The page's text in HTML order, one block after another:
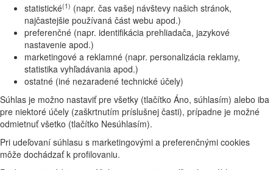
statistické(1) (napr. čas vašej návštevy našich stránok,
najčastejšie používaná část webu apod.)
preferenčné (napr. identifikácia prehliadača, jazykové
nastavenie apod.)
marketingové a reklamné (napr. personalizácia reklamy,
statistika vyhľadávania apod.)
ostatné (iné nezaradené technické účely)
Súhlas je možno nastaviť pre všetky (tlačítko Áno, súhlasím) alebo iba
pre niektoré účely (zaškrtnutím príslušnej časti), prípadne je možné
odmietnuť všetko (tlačítko Nesúhlasím).
Pri udeľovaní súhlasu s marketingovými a preferenčnými cookies
môže dochádzať k profilovaniu.